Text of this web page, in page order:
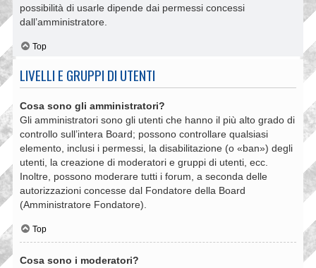
possibilità di usarle dipende dai permessi concessi
dall’amministratore.
Top
LIVELLI E GRUPPI DI UTENTI
Cosa sono gli amministratori?
Gli amministratori sono gli utenti che hanno il più alto grado di
controllo sull’intera Board; possono controllare qualsiasi
elemento, inclusi i permessi, la disabilitazione (o «ban») degli
utenti, la creazione di moderatori e gruppi di utenti, ecc.
Inoltre, possono moderare tutti i forum, a seconda delle
autorizzazioni concesse dal Fondatore della Board
(Amministratore Fondatore).
Top
Cosa sono i moderatori?